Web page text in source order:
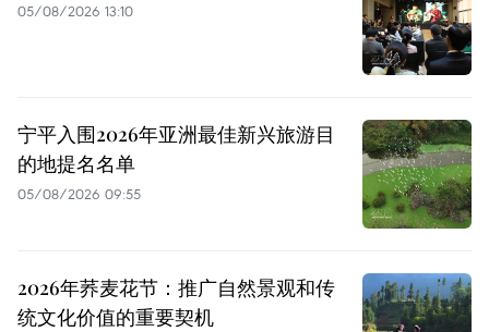
05/08/2026 13:10
宁平入围2026年亚洲最佳新兴旅游目
的地提名名单
05/08/2026 09:55
2026年荞麦花节：推广自然景观和传
统文化价值的重要契机